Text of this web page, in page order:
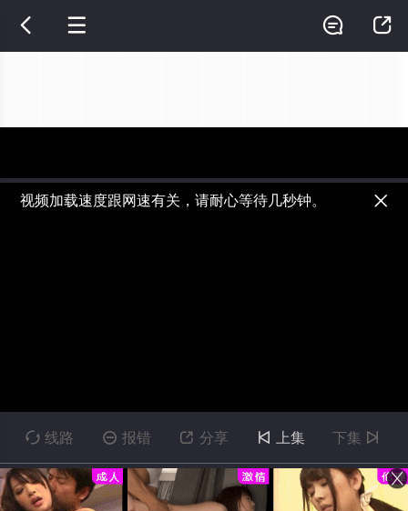
 



视频加载速度跟网速有关，请耐心等待几秒钟。
 线路  报错  分享  上集 下集 